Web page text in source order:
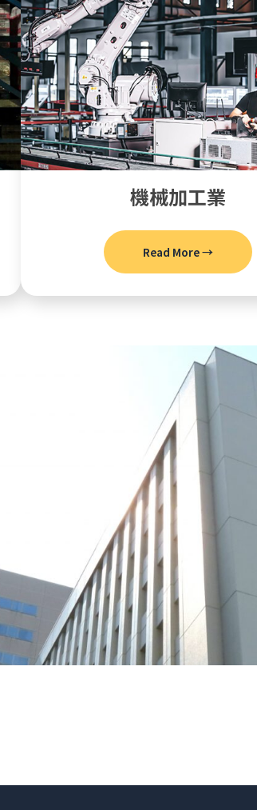
機械加工業
Read More →